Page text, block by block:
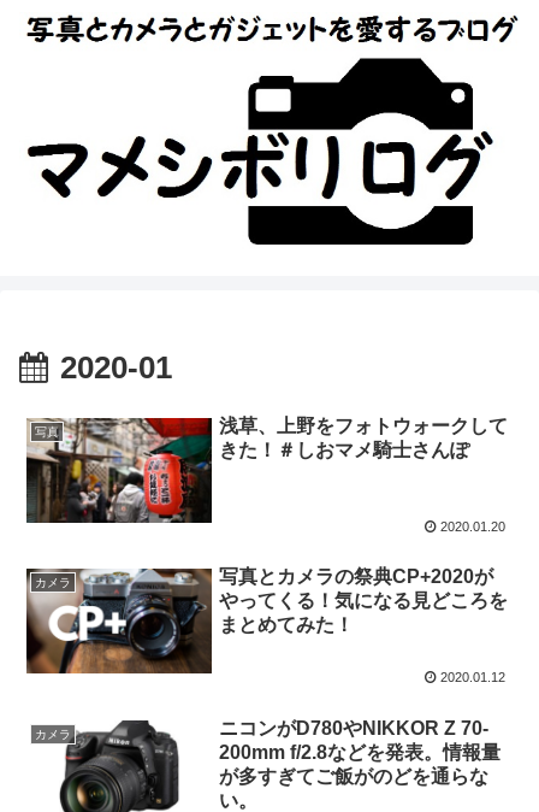
2020-01
写真
浅草、上野をフォトウォークして
きた！＃しおマメ騎士さんぽ
2020.01.20
カメラ
写真とカメラの祭典CP+2020が
やってくる！気になる見どころを
まとめてみた！
2020.01.12
カメラ
ニコンがD780やNIKKOR Z 70-
200mm f/2.8などを発表。情報量
が多すぎてご飯がのどを通らな
い。